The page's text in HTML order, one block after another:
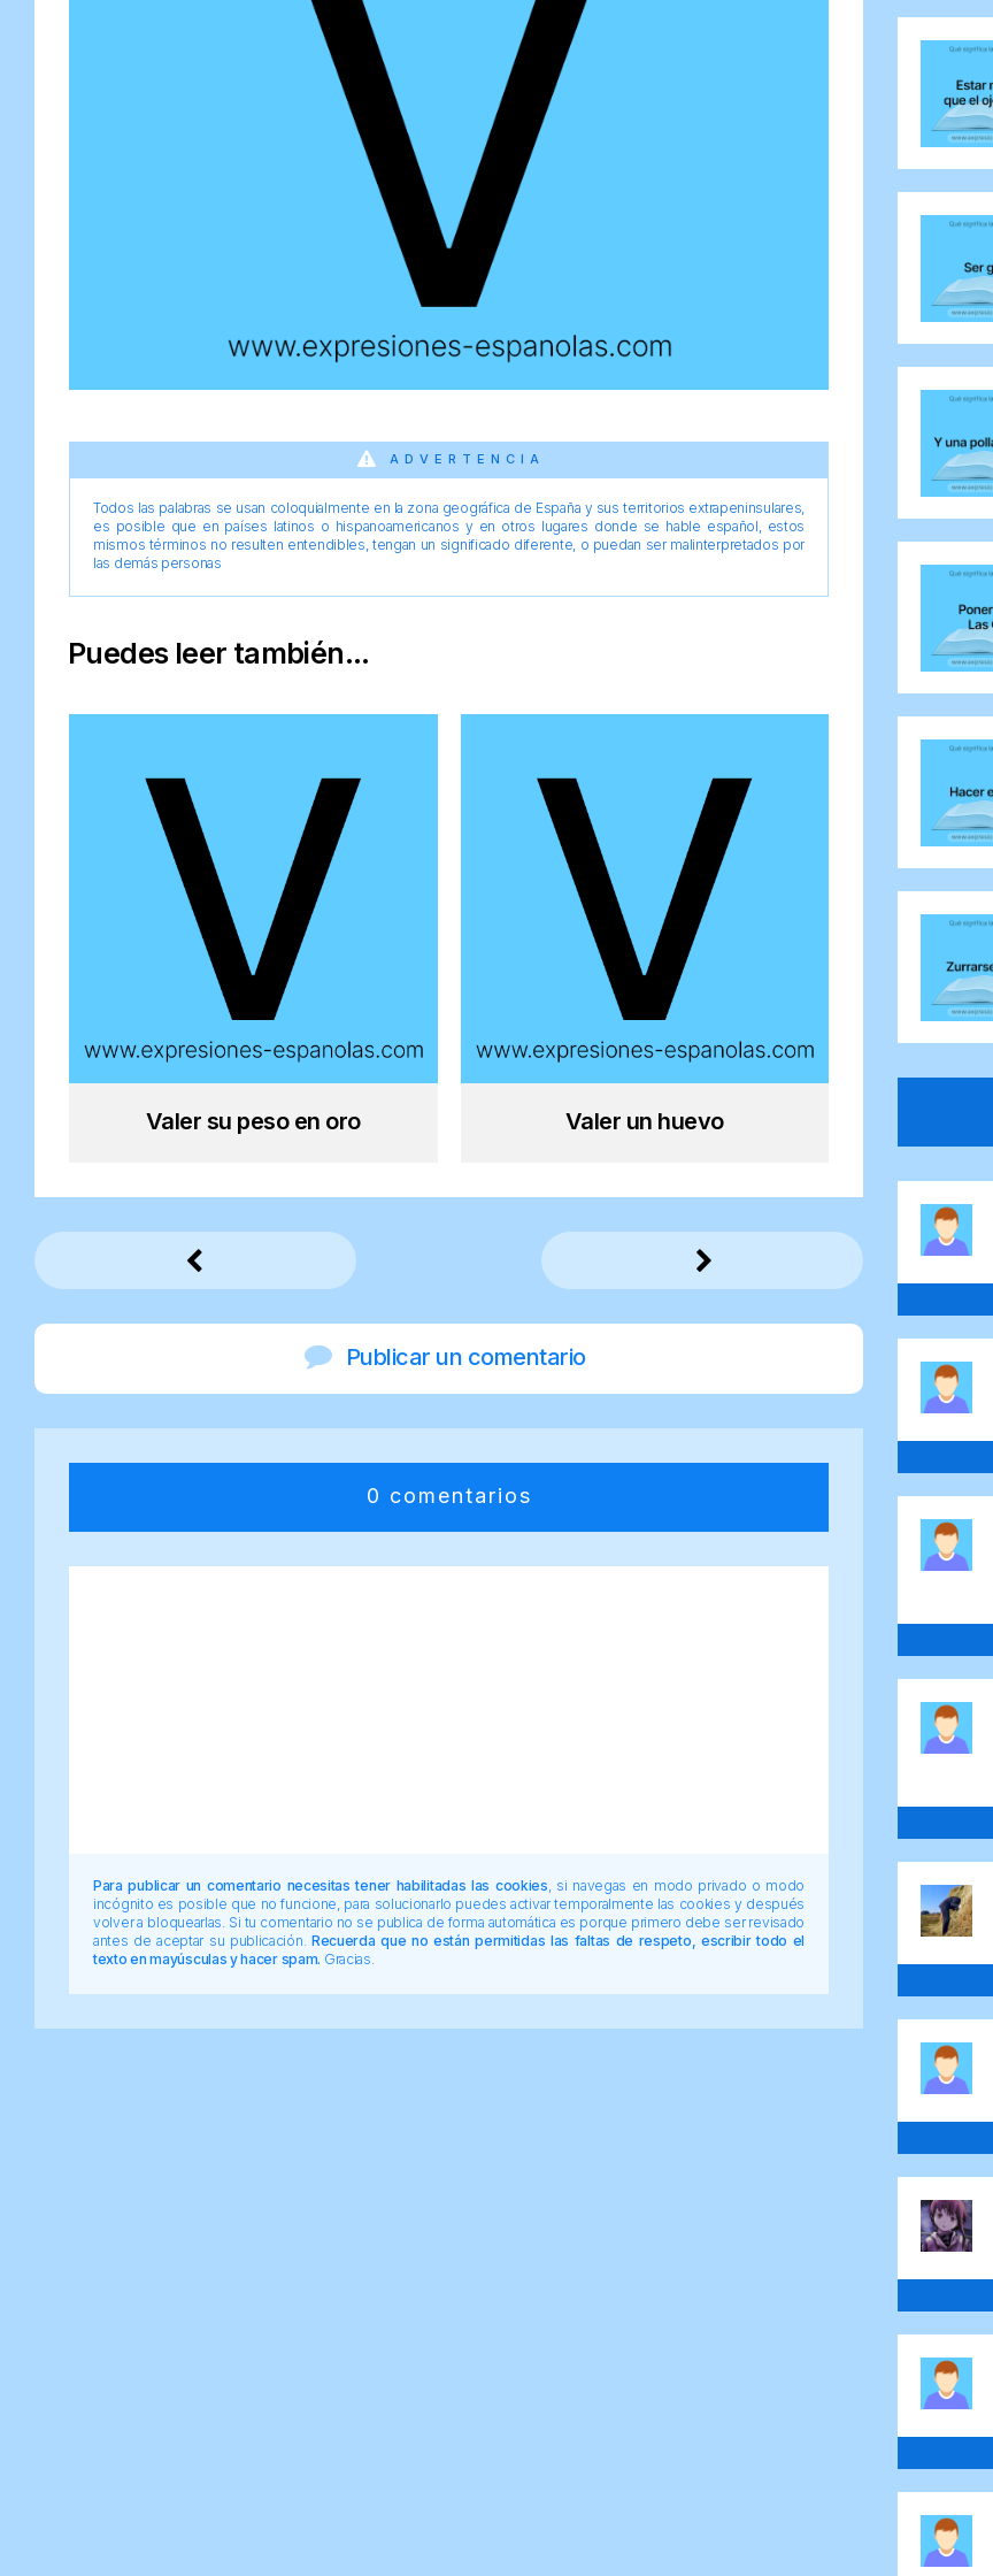
ADVERTENCIA
Todos las palabras se usan coloquialmente en la zona geográfica de España y sus territorios extrapeninsulares,
es posible que en países latinos o hispanoamericanos y en otros lugares donde se hable español, estos
mismos términos no resulten entendibles, tengan un significado diferente, o puedan ser malinterpretados por
las demás personas
Puedes leer también...
Valer su peso en oro Valer un huevo
Publicar un comentario
0 comentarios
Para publicar un comentario necesitas tener habilitadas las cookies , si navegas en modo privado o modo
incógnito es posible que no funcione, para solucionarlo puedes activar temporalmente las cookies y después
volver a bloquearlas. Si tu comentario no se publica de forma automática es porque primero debe ser revisado
antes de aceptar su publicación. Recuerda que no están permitidas las faltas de respeto, escribir todo el
texto en mayúsculas y hacer spam. Gracias.